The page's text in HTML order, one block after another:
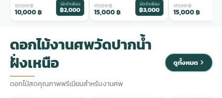
12,500฿
10,000฿
มัดจำเพียง
฿2,000 17,500฿
15,000฿
มัดจำเพียง
฿3,000 17,500฿
15,000฿
ดอกไม้งานศพวัดปากน้ำ
ฝั่งเหนือ
ดอกไม้สดคุณภาพพรีเมียมสำหรับงานศพ
ดูทั้งหมด